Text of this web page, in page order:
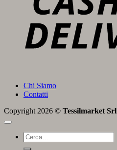
Chi Siamo
Contatti
Copyright 2026 © Tessilmarket Srl
Cerca: